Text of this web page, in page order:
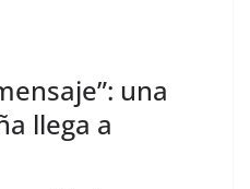
una
llega a